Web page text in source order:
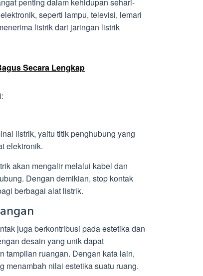
seperti lampu, televisi, lemari
listrik dari jaringan listrik
Secara Lengkap
listrik, yaitu titik penghubung yang
elektronik.
akan mengalir melalui kabel dan
Dengan demikian, stop kontak
berbagai alat listrik.
juga berkontribusi pada estetika dan
desain yang unik dapat
tampilan ruangan. Dengan kata lain,
menambah nilai estetika suatu ruang.